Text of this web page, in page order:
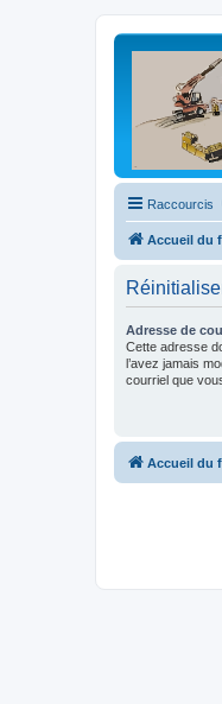
Raccourcis
Accueil du
Adresse de
Cette adresse
l’avez jamais
courriel que
Accueil du